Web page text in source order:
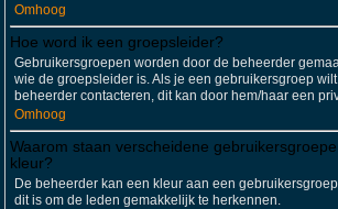
Omhoog
Hoe word ik een groepsleider?
Gebruikersgroepen worden door de beheerder
wie de groepsleider is. Als je een gebruikersgroep
beheerder contacteren, dit kan door hem/haar een
Omhoog
Waarom staan verscheidene
kleur?
De beheerder kan een kleur aan een
dit is om de leden gemakkelijk te herkennen.